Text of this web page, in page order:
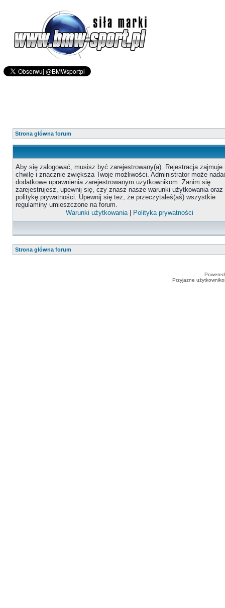
Strona główna forum
Aby się zalogować, musisz być zarejestrowany(a). Rejestracja zajmuje
chwilę i znacznie zwiększa Twoje możliwości. Administrator może
dodatkowe uprawnienia zarejestrowanym użytkownikom. Zanim się
zarejestrujesz, upewnij się, czy znasz nasze warunki użytkowania oraz
politykę prywatności. Upewnij się też, że przeczytałeś(aś) wszystkie
regulaminy umieszczone na forum.
Warunki użytkowania| Polityka prywatności
Strona główna forum
Przyjazne